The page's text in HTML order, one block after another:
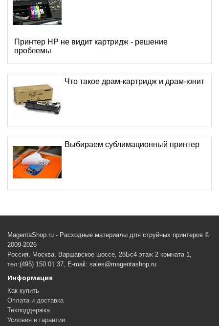
Принтер HP не видит картридж - решение
проблемы
Что такое драм-картридж и драм-юнит
Выбираем сублимационный принтер
MagentaShop.ru - Расходные материалы для струйных принтеров ©
2009-2026
Россия, Москва, Варшавское шоссе, 28Бс4 этаж 2 комната 1,
тел:(495) 150 01 37, E-mail: sales@magentashop.ru
Информация
Как купить
Оплата и доставка
Техподдержка
Условия и гарантии